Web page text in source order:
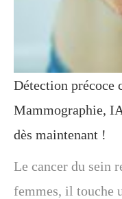
Détection précoce
Mammographie,
dès maintenant !
Le cancer du sein
femmes, il touche